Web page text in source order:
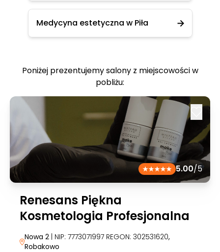
Medycyna estetyczna w Piła
Poniżej prezentujemy salony z miejscowości w
pobliżu:
5.00/5
Renesans Piękna
Kosmetologia Profesjonalna
Nowa 2| NIP: 7773071997 REGON: 302531620,
Robakowo